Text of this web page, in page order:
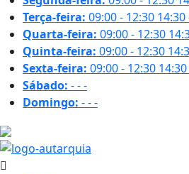
Terça-feira: 09:00 - 12:30 14:30
Quarta-feira: 09:00 - 12:30
Quinta-feira: 09:00 - 12:30
Sexta-feira: 09:00 - 12:30
Sábado: ---
Domingo: ---